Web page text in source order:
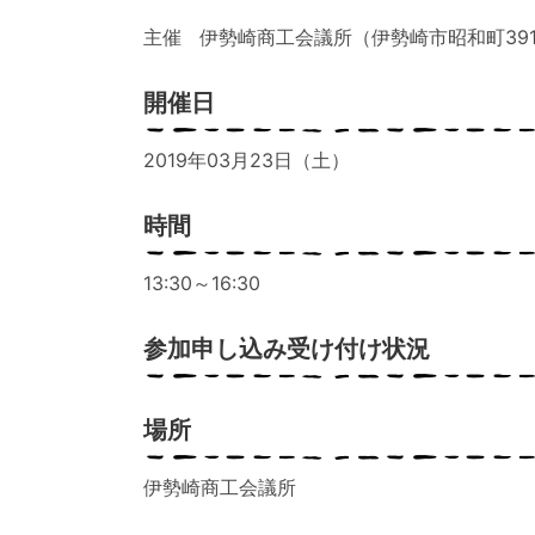
主催 伊勢崎商工会議所（伊勢崎市昭和町
開催日
2019年03月23日（土）
時間
13:30～16:30
参加申し込み受け付け状況
場所
伊勢崎商工会議所